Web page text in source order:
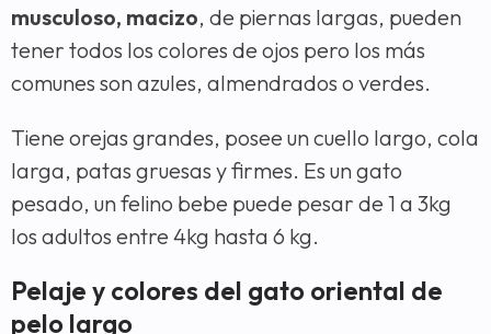
musculoso, macizo, de piernas largas, pueden
tener todos los colores de ojos pero los más
comunes son azules, almendrados o verdes.
Tiene orejas grandes, posee un cuello largo, cola
larga, patas gruesas y firmes. Es un gato
pesado, un felino bebe puede pesar de 1 a 3kg
los adultos entre 4kg hasta 6 kg.
Pelaje y colores del gato oriental de
pelo largo